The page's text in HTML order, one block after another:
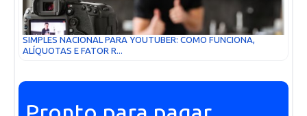
SIMPLES NACIONAL PARA YOUTUBER: COMO FUNCIONA,
ALÍQUOTAS E FATOR R...